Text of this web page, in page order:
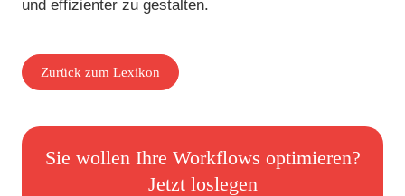
und effizienter zu gestalten.
Zurück zum Lexikon
Sie wollen Ihre Workflows optimieren?
Jetzt loslegen